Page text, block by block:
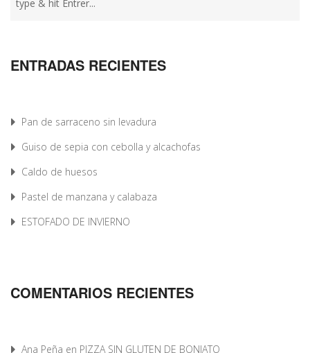
ENTRADAS RECIENTES
Pan de sarraceno sin levadura
Guiso de sepia con cebolla y alcachofas
Caldo de huesos
Pastel de manzana y calabaza
ESTOFADO DE INVIERNO
COMENTARIOS RECIENTES
Ana Peña en PIZZA SIN GLUTEN DE BONIATO